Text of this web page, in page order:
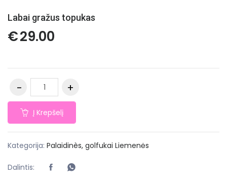
Labai gražus topukas
€29.00
Į Krepšelį
Kategorija: Palaidinès, golfukai Liemenės
Dalintis: